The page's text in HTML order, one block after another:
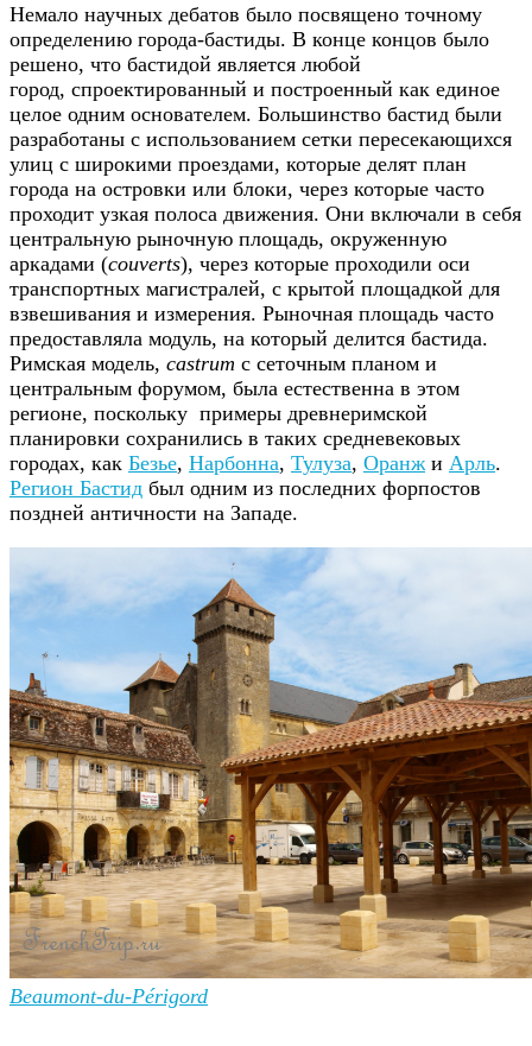
Немало научных дебатов было посвящено точному
определению города-бастиды. В конце концов было
решено, что бастидой является любой
город, спроектированный и построенный как единое
целое одним основателем. Большинство бастид были
разработаны с использованием сетки пересекающихся
улиц с широкими проездами, которые делят план
города на островки или блоки, через которые часто
проходит узкая полоса движения. Они включали в себя
центральную рыночную площадь, окруженную
аркадами (couverts), через которые проходили оси
транспортных магистралей, с крытой площадкой для
взвешивания и измерения. Рыночная площадь часто
предоставляла модуль, на который делится бастида.
Римская модель, castrum с сеточным планом и
центральным форумом, была естественна в этом
регионе, поскольку примеры древнеримской
планировки сохранились в таких средневековых
городах, как Безье, Нарбонна, Тулуза, Оранж и Арль.
Регион Бастид был одним из последних форпостов
поздней античности на Западе.
Beaumont-du-Périgord